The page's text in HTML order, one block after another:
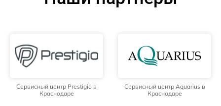
Сервисный центр Prestigio в
Краснодаре
Сервисный центр Aquarius в
Краснодаре